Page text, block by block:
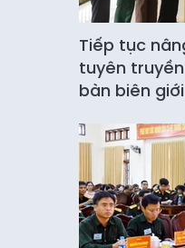
Tiếp tục
tuyên
bàn biên giới